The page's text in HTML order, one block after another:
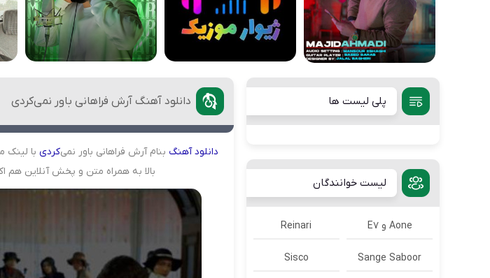
دانلود آهنگ آرش فراهانی باور نمی‌کردی
دانلودآهنگ بنام آرش فراهانی باور نمی‌کردی با لینک
بالا به همراه متن و پخش آنلاین هم
پلی لیست ها
لیست خوانندگان
Aone و E7 Reinari
Sange Saboor
Sisco